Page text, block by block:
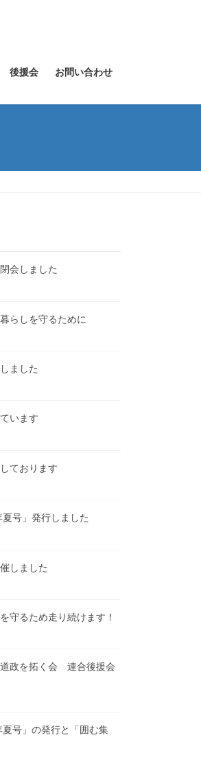
後援会 お問い合わせ
会しました
らしを守るために
ました
います
ております
夏号」発行しました
しました
守るため走り続けます！
政を拓く会 連合後援会
夏号」の発行と「囲む集